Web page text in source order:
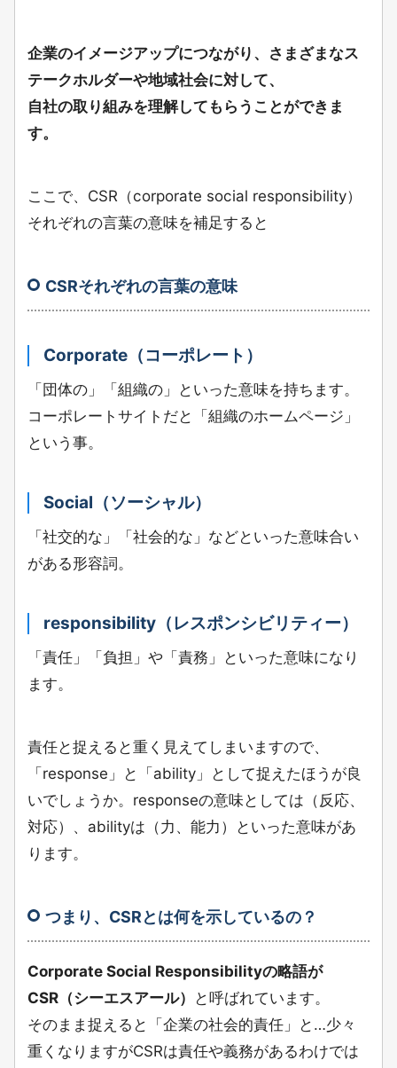
企業のイメージアップにつながり、さまざまなス
テークホルダーや地域社会に対して、
自社の取り組みを理解してもらうことができま
す。
ここで、CSR（corporate social responsibility）
それぞれの言葉の意味を補足すると
CSRそれぞれの言葉の意味
Corporate（コーポレート）
「団体の」「組織の」
といった意味を持ちます。
コーポレートサイトだと「組織のホームページ」
という事。
Social（ソーシャル）
「社交的な」「社会的な」 などといった意味合い
がある形容詞。
responsibility（レスポンシビリティー）
「責任」「負担」や「責務」
といった意味になり
ます。
責任と捉えると重く見えてしまいますので、
「response」と「ability」として捉えたほうが良
いでしょうか。responseの意味としては（反応、
対応）、abilityは（力、能力）といった意味があ
ります。
つまり、CSRとは何を示しているの？
Corporate Social Responsibilityの略語が
CSR（シーエスアール）
と呼ばれています。
そのまま捉えると「企業の社会的責任」と…少々
重くなりますがCSRは責任や義務があるわけでは